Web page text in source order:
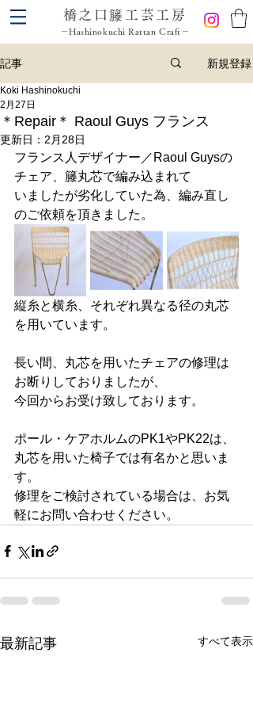
橋之口籐工芸工房
－Hashinokuchi Rattan Craft－
記事 新規登録
＊Repair＊ Raoul Guys フランス
Koki Hashinokuchi
2月27日
更新日： 2月28日
フランス人デザイナー／Raoul Guysの
チェア、籐丸芯で編み込まれて
いましたが劣化していた為、編み直し
のご依頼を頂きました。
縦糸と横糸、それぞれ異なる径の丸芯
を用いています。
長い間、丸芯を用いたチェアの修理は
お断りしておりましたが、
今回からお受け致しております。
ポール・ケアホルムのPK1やPK22は、
丸芯を用いた椅子では有名かと思いま
す。
修理をご検討されている場合は、お気
軽にお問い合わせください。
最新記事 すべて表示